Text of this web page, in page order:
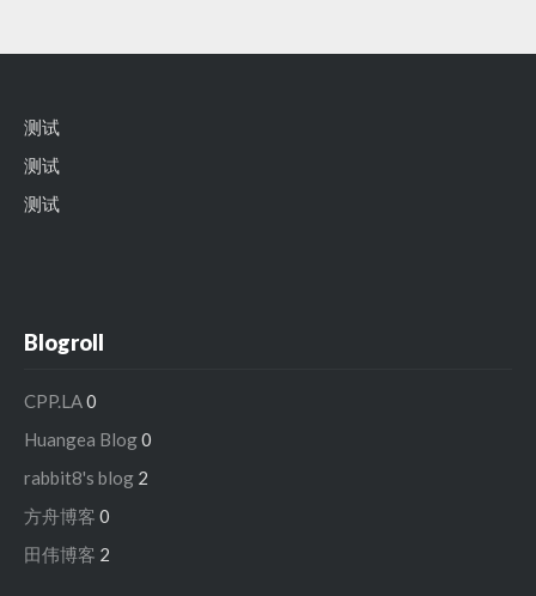
测试
测试
测试
Blogroll
CPP.LA 0
Huangea Blog0
rabbit8's blog 2
方舟博客 0
田伟博客 2